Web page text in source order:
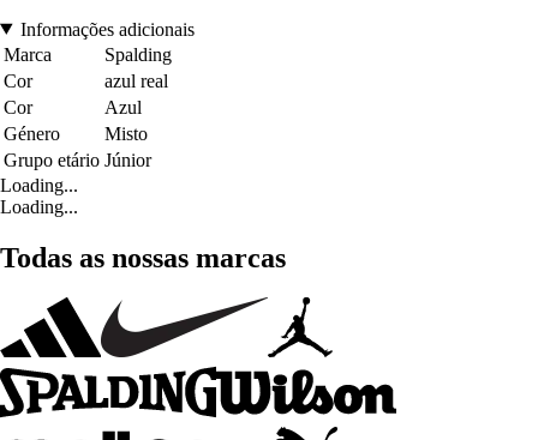
Informações adicionais
Marca
Spalding
Cor
azul real
Cor
Azul
Género
Misto
Grupo etário Júnior
Loading...
Loading...
Todas as nossas marcas